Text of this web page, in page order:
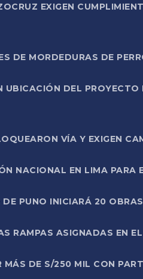
EXIGEN
DE MORDEDURAS DE
DEL
VÍA Y EXIGEN
NACIONAL EN LIMA PARA
PUNO INICIARÁ 20
RAMPAS ASIGNADAS EN
DE S/250 MIL CON